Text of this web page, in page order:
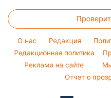
Ани Лорак
Алла Пугачева
Максим Галкин
Настя Каменских
Праздничное меню
Стирка
Комнатные растения
Курс валют
Магнитные бури
Погода на сегодня
Погода на завтра
Пылевая буря
O нас Редакция
Редакционная политика
Реклама на сайте
Отчет о